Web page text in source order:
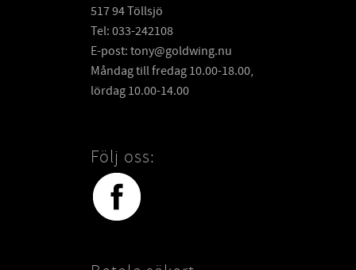
517 94 Töllsjö
Tel: 033-242108
E-post: tony@goldwing.nu
Måndag till fredag 10.00-18.00,
lördag 10.00-14.00
Följ oss: